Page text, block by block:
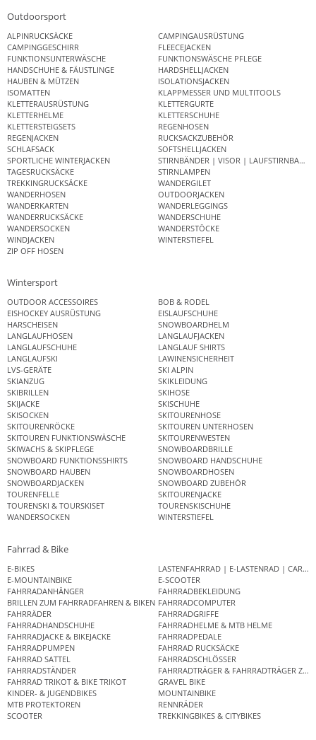
Outdoorsport
ALPINRUCKSÄCKE
CAMPINGAUSRÜSTUNG
CAMPINGGESCHIRR
FLEECEJACKEN
FUNKTIONSUNTERWÄSCHE
FUNKTIONSWÄSCHE PFLEGE
HANDSCHUHE & FÄUSTLINGE
HARDSHELLJACKEN
HAUBEN & MÜTZEN
ISOLATIONSJACKEN
ISOMATTEN
KLAPPMESSER UND MULTITOOLS
KLETTERAUSRÜSTUNG
KLETTERGURTE
KLETTERHELME
KLETTERSCHUHE
KLETTERSTEIGSETS
REGENHOSEN
REGENJACKEN
RUCKSACKZUBEHÖR
SCHLAFSACK
SOFTSHELLJACKEN
SPORTLICHE WINTERJACKEN
STIRNBÄNDER | VISOR | LAUFSTIRNBAND
TAGESRUCKSÄCKE
STIRNLAMPEN
TREKKINGRUCKSÄCKE
WANDERGILET
WANDERHOSEN
OUTDOORJACKEN
WANDERKARTEN
WANDERLEGGINGS
WANDERRUCKSÄCKE
WANDERSCHUHE
WANDERSOCKEN
WANDERSTÖCKE
WINDJACKEN
WINTERSTIEFEL
ZIP OFF HOSEN
Wintersport
OUTDOOR ACCESSOIRES
BOB & RODEL
EISHOCKEY AUSRÜSTUNG
EISLAUFSCHUHE
HARSCHEISEN
SNOWBOARDHELM
LANGLAUFHOSEN
LANGLAUFJACKEN
LANGLAUFSCHUHE
LANGLAUF SHIRTS
LANGLAUFSKI
LAWINENSICHERHEIT
LVS-GERÄTE
SKI ALPIN
SKIANZUG
SKIKLEIDUNG
SKIBRILLEN
SKIHOSE
SKIJACKE
SKISCHUHE
SKISOCKEN
SKITOURENHOSE
SKITOURENRÖCKE
SKITOUREN UNTERHOSEN
SKITOUREN FUNKTIONSWÄSCHE
SKITOURENWESTEN
SKIWACHS & SKIPFLEGE
SNOWBOARDBRILLE
SNOWBOARD FUNKTIONSSHIRTS
SNOWBOARD HANDSCHUHE
SNOWBOARD HAUBEN
SNOWBOARDHOSEN
SNOWBOARDJACKEN
SNOWBOARD ZUBEHÖR
TOURENFELLE
SKITOURENJACKE
TOURENSKI & TOURSKISET
TOURENSKISCHUHE
WANDERSOCKEN
WINTERSTIEFEL
Fahrrad & Bike
E-BIKES
LASTENFAHRRAD | E-LASTENRAD |
E-MOUNTAINBIKE
E-SCOOTER
FAHRRADANHÄNGER
FAHRRADBEKLEIDUNG
BRILLEN ZUM FAHRRADFAHREN & BIKEN FAHRRADCOMPUTER
FAHRRÄDER
FAHRRADGRIFFE
FAHRRADHANDSCHUHE
FAHRRADHELME & MTB HELME
FAHRRADJACKE & BIKEJACKE
FAHRRADPEDALE
FAHRRADPUMPEN
FAHRRAD RUCKSÄCKE
FAHRRAD SATTEL
FAHRRADSCHLÖSSER
FAHRRADSTÄNDER
FAHRRADTRÄGER & FAHRRADTRÄGER
FAHRRAD TRIKOT & BIKE TRIKOT
GRAVEL BIKE
KINDER- & JUGENDBIKES
MOUNTAINBIKE
MTB PROTEKTOREN
RENNRÄDER
SCOOTER
TREKKINGBIKES & CITYBIKES